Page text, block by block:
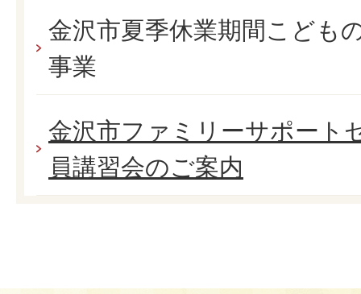
金沢市夏季休業期間こども
事業
金沢市ファミリーサポート
員講習会のご案内